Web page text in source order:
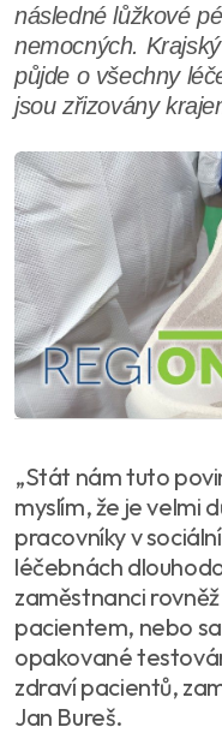
následné lůžkové
nemocných.
půjde o všechny
jsou zřizovány
„Stát nám tuto
myslím, že je velmi
pracovníky v
léčebnách
zaměstnanci
pacientem, nebo
opakované
zdraví pacientů,
Jan Bureš.